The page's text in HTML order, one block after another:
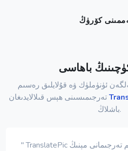
كۆرۈڭ
باھاسى
ئۈنۈملۈك ۋە قۇلايلىق رەسىم
تەرجىمىسىنى ھېس قىلالايدىغان
باشلاڭ.
" TranslatePic نىڭ رەسىم تەرجىمانى مېنىڭ AliExpress